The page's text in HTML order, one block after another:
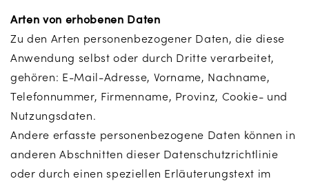
Arten von erhobenen Daten
Zu den Arten personenbezogener Daten, die diese
Anwendung selbst oder durch Dritte verarbeitet,
gehören: E-Mail-Adresse, Vorname, Nachname,
Telefonnummer, Firmenname, Provinz, Cookie- und
Nutzungsdaten.
Andere erfasste personenbezogene Daten können in
anderen Abschnitten dieser Datenschutzrichtlinie
oder durch einen speziellen Erläuterungstext im